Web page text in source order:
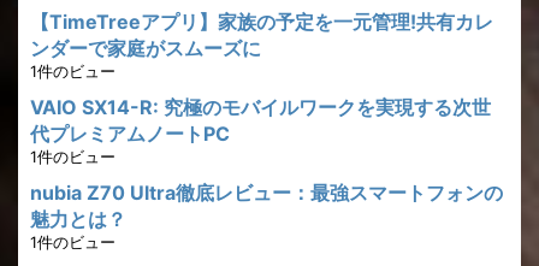
【TimeTreeアプリ】家族の予定を一元管理!共有カレ
ンダーで家庭がスムーズに
1件のビュー
VAIO SX14-R: 究極のモバイルワークを実現する次世
代プレミアムノートPC
1件のビュー
nubia Z70 Ultra徹底レビュー：最強スマートフォンの
魅力とは？
1件のビュー